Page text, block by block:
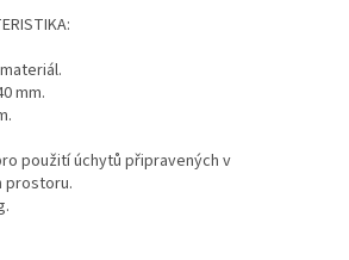
mm.
použití úchytů připravených v
prostoru.